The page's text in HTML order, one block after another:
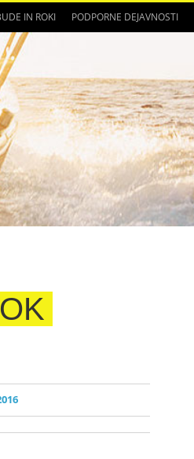
IN ROKI PODPORNE DEJAVNOSTI